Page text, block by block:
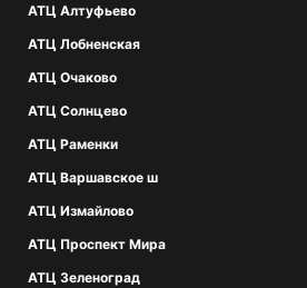
АТЦ Алтуфьево
АТЦ Лобненская
АТЦ Очаково
АТЦ Солнцево
АТЦ Раменки
АТЦ Варшавское ш
АТЦ Измайлово
АТЦ Проспект Мира
АТЦ Зеленоград